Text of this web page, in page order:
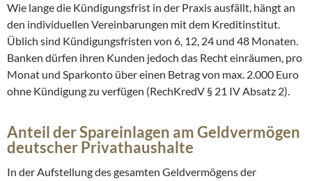
Wie lange die Kündigungsfrist in der Praxis ausfällt, hängt an
den individuellen Vereinbarungen mit dem Kreditinstitut.
Üblich sind Kündigungsfristen von 6, 12, 24 und 48 Monaten.
Banken dürfen ihren Kunden jedoch das Recht einräumen, pro
Monat und Sparkonto über einen Betrag von max. 2.000 Euro
ohne Kündigung zu verfügen (RechKredV § 21 IV Absatz 2).
Anteil der Spareinlagen am Geldvermögen
deutscher Privathaushalte
In der Aufstellung des gesamten Geldvermögens der